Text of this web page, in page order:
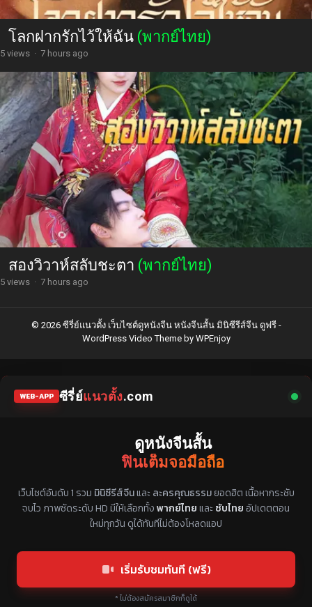
โลกฝากรักไว้ให้ฉัน (พากย์ไทย)
5 views · 7 hours ago
สองวิวาห์สลับชะตา (พากย์ไทย)
5 views · 7 hours ago
© 2026 ซีรี่ย์แนวตั้ง เว็บไซต์ดูหนังจีน หนังจีนสั้น มินิซีรีส์จีน ดูฟรี -
WordPress Video Themeby WPEnjoy
WEB-APP ซีรี่ย์แนวตั้ง.com
ดูหนังจีนสั้น
ฟินเต็มจอมือถือ
แหล่งรวมซีรี่ย์จีนแนวตั้ง พากย์ไทย ซับไทย
เว็บไซต์อันดับ 1 รวม มินิซีรีส์จีนและ ละครคุณธรรมยอดฮิต เนื้อหากระชับ
จบไว ภาพชัดระดับ HD มีให้เลือกทั้งพากย์ไทยและ ซับไทยอัปเดตตอน
ใหม่ทุกวัน ดูได้ทันทีไม่ต้องโหลดแอป
เริ่มรับชมทันที (ฟรี)
* ไม่ต้องสมัครสมาชิกก็ดูได้